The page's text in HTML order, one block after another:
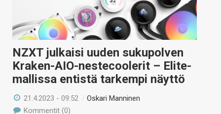
HAKU
NZXT julkaisi uuden sukupolven
Kraken-AIO-nestecoolerit – Elite-
mallissa entistä tarkempi näyttö
21.4.2023 - 09:52 /Oskari Manninen
Kommentit (0)